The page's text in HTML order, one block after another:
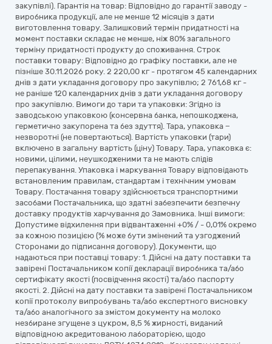
закупівлі). Гарантія на товар: Відповідно до гарантії заводу -
виробника продукції, але не менше 12 місяців з дати
виготовлення товару. Залишковий термін придатності на
момент поставки складає не менше, ніж 80% загального
терміну придатності продукту до споживання. Строк
поставки товару: Відповідно до графіку поставки, але не
пізніше 30.11.2026 року. 2 220,00 кг - протягом 45 календарних
днів з дати укладання договору про закупівлю; 2 761,68 кг -
не раніше 120 календарних днів з дати укладання договору
про закупівлю. Вимоги до тари та упаковки: Згідно із
заводською упаковкою (консервна банка, непошкоджена,
герметично закупорена та без здуття). Тара, упаковка −
незворотні (не повертаються). Вартість упаковки (тари)
включено в загальну вартість (ціну) Товару. Тара, упаковка є:
новими, цілими, неушкодженими та не мають слідів
перепакування. Упаковка і маркування Товару відповідають
встановленим правилам, стандартам і технічним умовам
Товару. Постачання товару здійснюється транспортними
засобами Постачальника, що здатні забезпечити безпечну
доставку продуктів харчування до Замовника. Інші вимоги:
Допустиме відхилення при відвантаженні +0% / - 0,01% окремо
за кожною позицією (% може бути змінений та узгоджений
Сторонами до підписання договору). Документи, що
надаються при поставці товару: 1. Дійсні на дату поставки та
завірені Постачальником копії декларації виробника та/або
сертифікату якості (посвідчення якості) та/або паспорту
якості. 2. Дійсні на дату поставки та завірені Постачальником
копії протоколу випробувань та/або експертного висновку
та/або аналогічного за змістом документу на молоко
незбиране згущене з цукром, 8,5 % жирності, виданий
відповідною акредитованою лабораторією, щодо